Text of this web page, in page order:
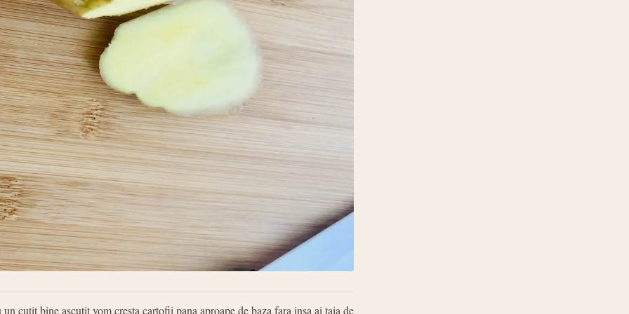
un cutit bine ascutit vom cresta cartofii pana aproape de baza fara insa ai taia de